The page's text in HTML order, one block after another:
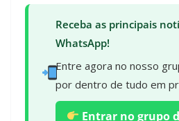
Receba as principais
WhatsApp!
Entre agora no nosso
por dentro de tudo em
Entrar no grupo